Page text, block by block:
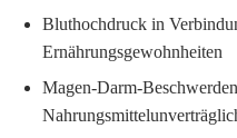
Bluthochdruck in
Ernährungsgewohnheiten
Magen-Darm-